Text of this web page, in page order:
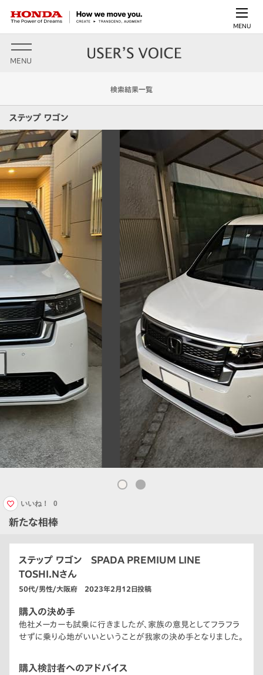
MENU
MENU
検索結果一覧
ステップ ワゴン
新たな相棒
いいね！ 0
ステップ ワゴン SPADA PREMIUM LINE
TOSHI.Nさん
50代/男性/大阪府 2023年2月12日投稿
購入の決め手
他社メーカーも試乗に行きましたが、家族の意見としてフラフラ
せずに乗り心地がいいということが我家の決め手となりました。
購入検討者へのアドバイス